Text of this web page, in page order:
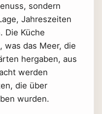
sondern
Jahreszeiten
Die Küche
was das Meer, die
hergaben, aus
werden
die über
wurden.